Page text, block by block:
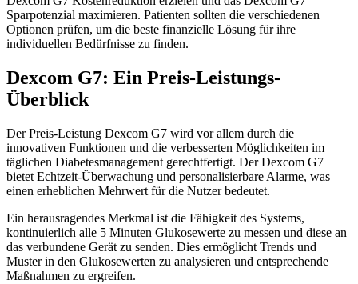
Sparpotenzial maximieren. Patienten sollten die verschiedenen
Optionen prüfen, um die beste finanzielle Lösung für ihre
individuellen Bedürfnisse zu finden.
Dexcom G7: Ein Preis-Leistungs-
Überblick
Der Preis-Leistung Dexcom G7 wird vor allem durch die
innovativen Funktionen und die verbesserten Möglichkeiten im
täglichen Diabetesmanagement gerechtfertigt. Der Dexcom G7
bietet Echtzeit-Überwachung und personalisierbare Alarme, was
einen erheblichen Mehrwert für die Nutzer bedeutet.
Ein herausragendes Merkmal ist die Fähigkeit des Systems,
kontinuierlich alle 5 Minuten Glukosewerte zu messen und diese an
das verbundene Gerät zu senden. Dies ermöglicht Trends und
Muster in den Glukosewerten zu analysieren und entsprechende
Maßnahmen zu ergreifen.